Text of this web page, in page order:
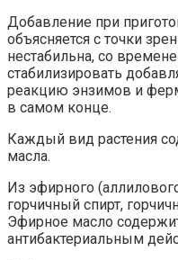
Добавление при
объясняется с точки
нестабильна, со
стабилизировать
реакцию энзимов и
в самом конце.
Каждый вид растения
масла.
Из эфирного
горчичный спирт,
Эфирное масло
антибактериальным